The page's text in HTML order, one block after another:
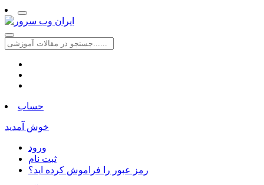
حساب
خوش آمدید
ورود
ثبت نام
رمز عبور را فراموش کرده اید؟